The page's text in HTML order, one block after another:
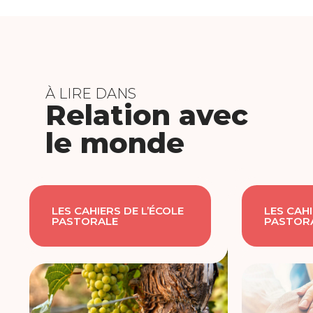
À LIRE DANS
Relation avec
le monde
LES CAHIERS DE L’ÉCOLE
PASTORALE
LES